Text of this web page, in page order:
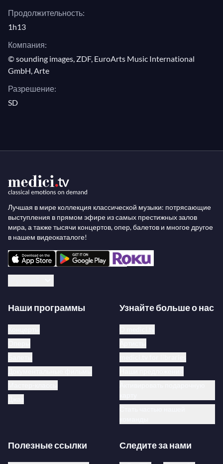
Продолжительность:
1h13
Компания:
© sounding images, ZDF, EuroArts Music International
GmbH, Arte
Разрешение:
SD
Лучшая в мире коллекция классической музыки: потрясающие
выступления в прямом эфире из самых престижных залов
мира, а также тысячи концертов, опер, балетов и многое другое
в нашем видеокаталоге!
Наши программы Узнайте больше о нас
Полезные ссылки Следите за нами